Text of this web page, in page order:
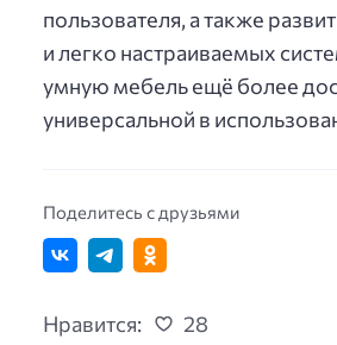
пользователя, а также
и легко настраиваемых
умную мебель ещё более
универсальной в
Поделитесь с друзьями
Нравится: 28